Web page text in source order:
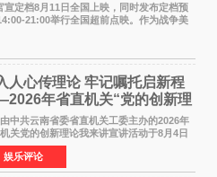
定档8月11日全国上映，同时发布定档预
21:00举行全国超前点映。作为战争美
腾
人心传理论 牢记嘱托启新程
年省直机关“党的创新理
来讲”宣讲活动圆满落幕
共云南省委省直机关工委主办的2026年
关党的创新理论我来讲宣讲活动于8月4日
在昆明举办。活动以 "牢记嘱托 感恩奋进
云南发展新局面 "为主题，坚持以新时代中国
会主义
娱乐评论